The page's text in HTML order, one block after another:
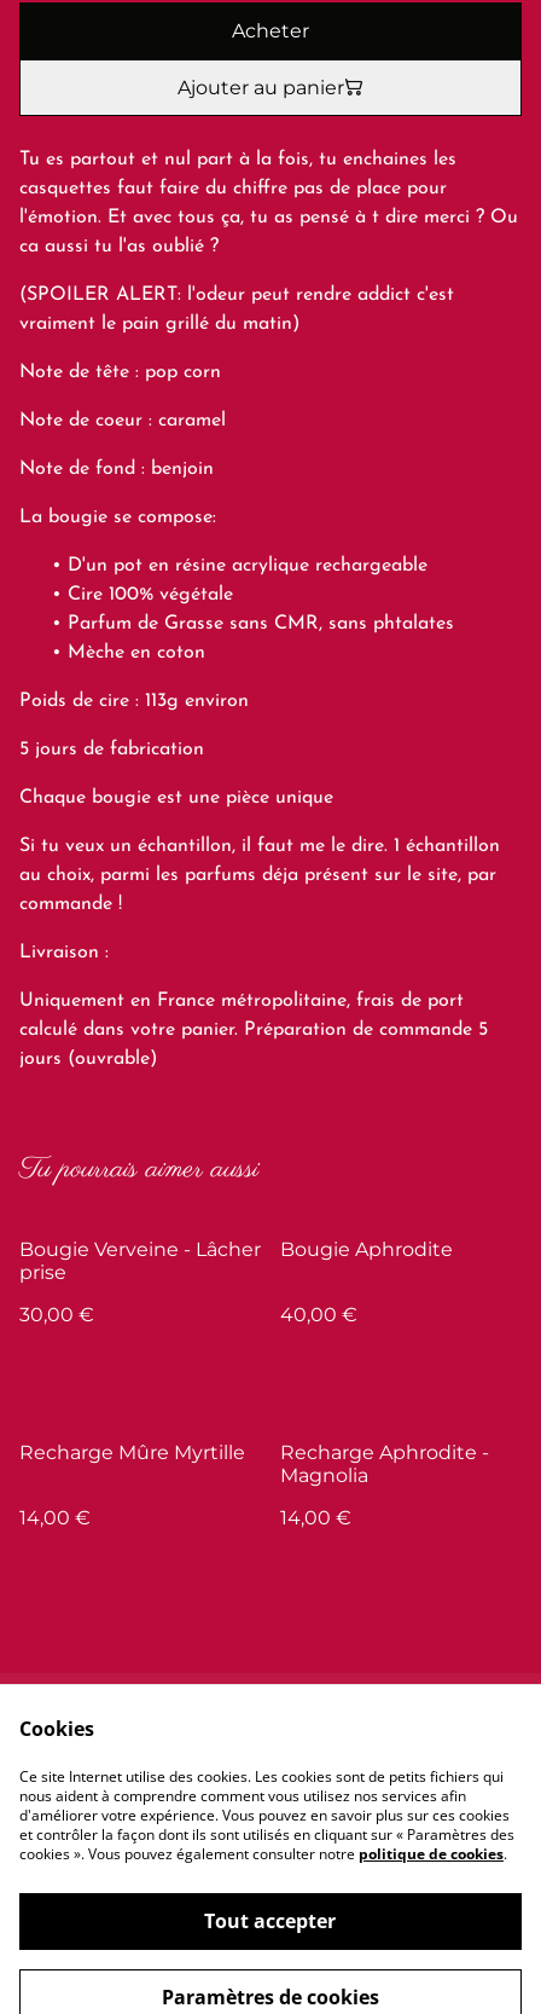
Acheter
Ajouter au panier
Tu es partout et nul part à la fois, tu enchaines les
casquettes faut faire du chiffre pas de place pour
l'émotion. Et avec tous ça, tu as pensé à t dire merci ? Ou
ca aussi tu l'as oublié ?
(SPOILER ALERT: l'odeur peut rendre addict c'est
vraiment le pain grillé du matin)
Note de tête : pop corn
Note de coeur : caramel
Note de fond : benjoin
La bougie se compose:
D'un pot en résine acrylique rechargeable
Cire 100% végétale
Parfum de Grasse sans CMR, sans phtalates
Mèche en coton
Poids de cire : 113g environ
5 jours de fabrication
Chaque bougie est une pièce unique
Si tu veux un échantillon, il faut me le dire. 1 échantillon
au choix, parmi les parfums déja présent sur le site, par
commande !
Livraison :
Uniquement en France métropolitaine, frais de port
calculé dans votre panier. Préparation de commande 5
jours (ouvrable)
Tu pourrais aimer aussi
Bougie Verveine - Lâcher
prise
30,00 €
Bougie Aphrodite
40,00 €
Recharge Mûre Myrtille
14,00 €
Recharge Aphrodite -
Magnolia
14,00 €
Politique de
confidentialité
Politique de cookies
©2026Lux môria
Cookies
Ce site Internet utilise des cookies. Les cookies sont de petits fichiers qui
nous aident à comprendre comment vous utilisez nos services afin
d'améliorer votre expérience. Vous pouvez en savoir plus sur ces cookies
et contrôler la façon dont ils sont utilisés en cliquant sur « Paramètres des
cookies ». Vous pouvez également consulter notre politique de cookies.
Tout accepter
Paramètres de cookies